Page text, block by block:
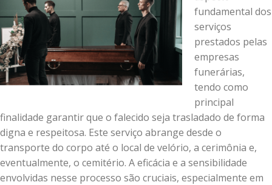
fundamental dos
serviços
prestados pelas
empresas
funerárias,
tendo como
principal
finalidade garantir que o falecido seja trasladado de forma
digna e respeitosa. Este serviço abrange desde o
transporte do corpo até o local de velório, a cerimônia e,
eventualmente, o cemitério. A eficácia e a sensibilidade
envolvidas nesse processo são cruciais, especialmente em